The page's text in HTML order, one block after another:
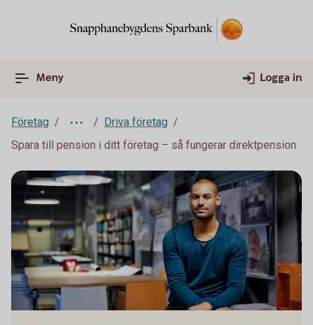
Meny Logga in
Företag
Driva företag
Spara till pension i ditt företag – så fungerar direktpension